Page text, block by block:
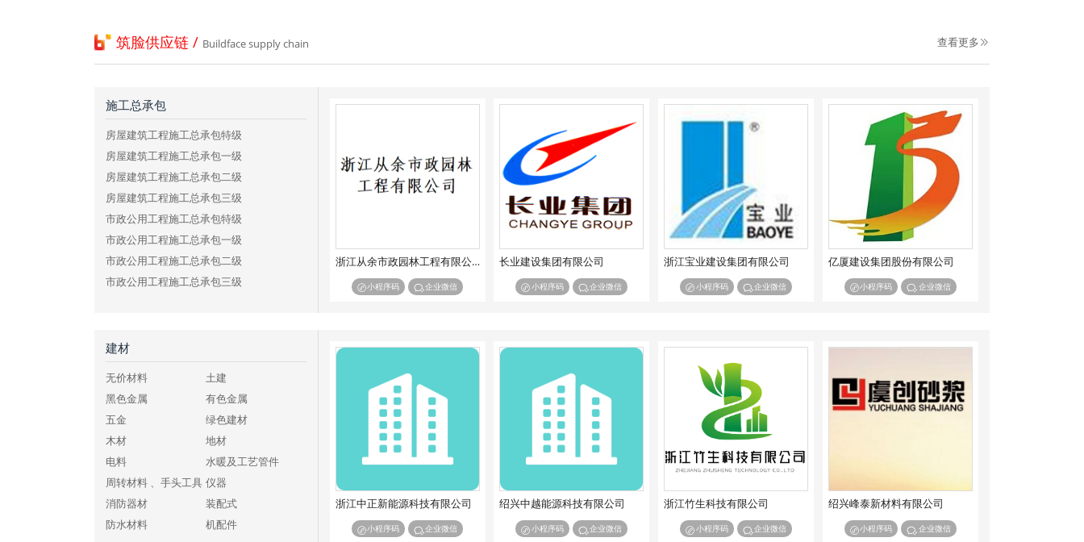
筑脸供应链 / Buildface supply chain 查看更多
施工总承包
房屋建筑工程施工总承包特级
房屋建筑工程施工总承包一级
房屋建筑工程施工总承包二级
房屋建筑工程施工总承包三级
市政公用工程施工总承包特级
市政公用工程施工总承包一级
市政公用工程施工总承包二级
市政公用工程施工总承包三级
公路工程施工总承包二级
公路工程施工总承包三级
水利水电工程施工总承包特级
水利水电工程施工总承包一级
水利水电工程施工总承包二级
水利水电工程施工总承包三级
电力工程施工总承包特级
电力工程施工总承包一级
电力工程施工总承包二级
电力工程施工总承包三级
浙江从余市政园林工程有限公司
小程序码 企业微信
长业建设集团有限公司
小程序码 企业微信
浙江宝业建设集团有限公司
小程序码 企业微信
亿厦建设集团股份有限公司
小程序码 企业微信
建材
无价材料
土建
黑色金属
有色金属
五金
绿色建材
木材
地材
电料
水暖及工艺管件
周转材料 、手头工具 仪器
消防器材
装配式
防水材料
机配件
浙江中正新能源科技有限公司
小程序码 企业微信
绍兴中越能源科技有限公司
小程序码 企业微信
浙江竹生科技有限公司
小程序码 企业微信
绍兴峰泰新材料有限公司
小程序码 企业微信